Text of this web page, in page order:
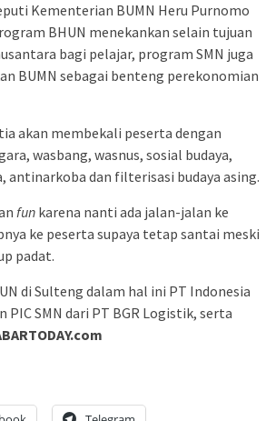
Kementerian BUMN Heru Purnomo
BHUN menekankan selain tujuan
bagi pelajar, program SMN juga
BUMN sebagai benteng perekonomian
akan membekali peserta dengan
wasbang, wasnus, sosial budaya,
antinarkoba dan filterisasi budaya asing.
fun karena nanti ada jalan-jalan ke
ke peserta supaya tetap santai meski
padat.
di Sulteng dalam hal ini PT Indonesia
PIC SMN dari PT BGR Logistik, serta